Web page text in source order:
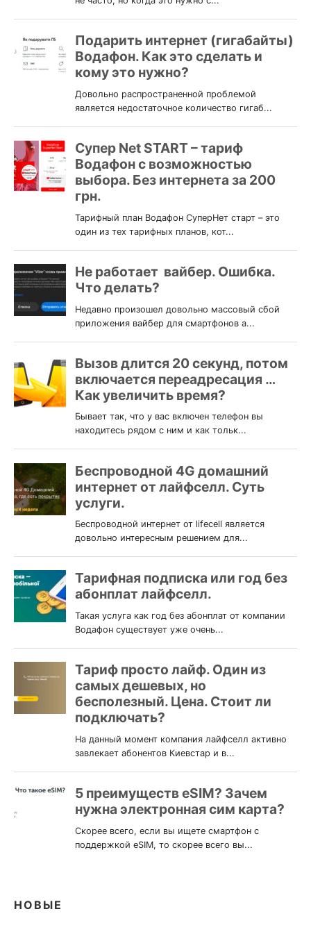
НОВЫЕ